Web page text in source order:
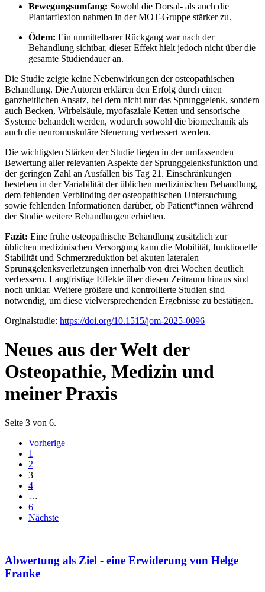
Bewegungsumfang: Sowohl die Dorsal- als auch die
Plantarflexion nahmen in der MOT-Gruppe stärker zu.
Ödem: Ein unmittelbarer Rückgang war nach der
Behandlung sichtbar, dieser Effekt hielt jedoch nicht über die
gesamte Studiendauer an.
Die Studie zeigte keine Nebenwirkungen der osteopathischen
Behandlung. Die Autoren erklären den Erfolg durch einen
ganzheitlichen Ansatz, bei dem nicht nur das Sprunggelenk, sondern
auch Becken, Wirbelsäule, myofasziale Ketten und sensorische
Systeme behandelt werden, wodurch sowohl die biomechanik als
auch die neuromuskuläre Steuerung verbessert werden.
Die wichtigsten Stärken der Studie liegen in der umfassenden
Bewertung aller relevanten Aspekte der Sprunggelenksfunktion und
der geringen Zahl an Ausfällen bis Tag 21. Einschränkungen
bestehen in der Variabilität der üblichen medizinischen Behandlung,
dem fehlenden Verblinding der osteopathischen Untersuchung
sowie fehlenden Informationen darüber, ob Patient*innen während
der Studie weitere Behandlungen erhielten.
Fazit: Eine frühe osteopathische Behandlung zusätzlich zur
üblichen medizinischen Versorgung kann die Mobilität, funktionelle
Stabilität und Schmerzreduktion bei akuten lateralen
Sprunggelenksverletzungen innerhalb von drei Wochen deutlich
verbessern. Langfristige Effekte über diesen Zeitraum hinaus sind
noch unklar. Weitere größere und kontrollierte Studien sind
notwendig, um diese vielversprechenden Ergebnisse zu bestätigen.
Orginalstudie: https://doi.org/10.1515/jom-2025-0096
Neues aus der Welt der
Osteopathie, Medizin und
meiner Praxis
Seite 3 von 6.
Vorherige
1
2
3
4
…
6
Nächste
Abwertung als Ziel - eine Erwiderung von Helge
Franke